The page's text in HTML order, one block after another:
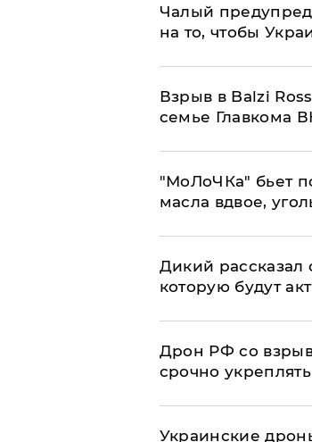
Чалый
на то, чтобы
Взрыв в Balzi
семье Главкома
​"МоЛоЧКа" бьет
масла вдвое,
Дикий рассказал
которую будут
​Дрон РФ со
срочно
Украинские